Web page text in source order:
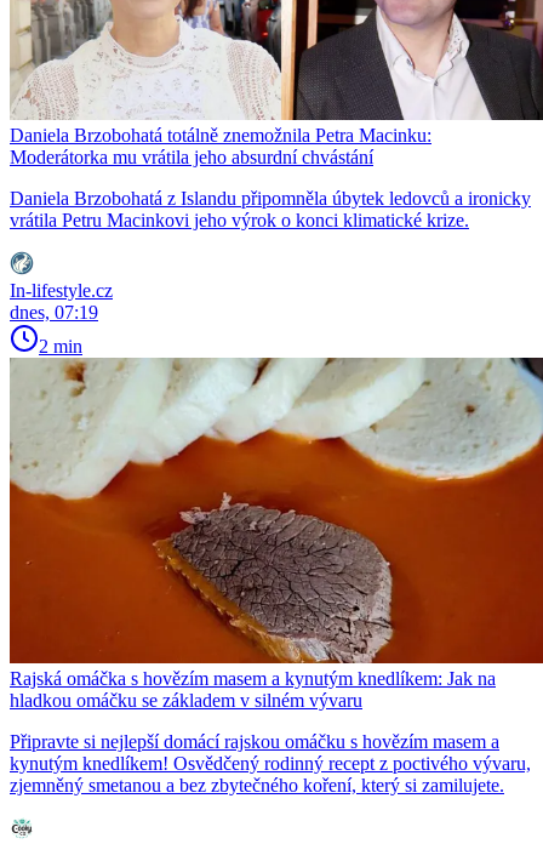
Daniela Brzobohatá totálně znemožnila Petra Macinku:
Moderátorka mu vrátila jeho absurdní chvástání
Daniela Brzobohatá z Islandu připomněla úbytek ledovců a ironicky
vrátila Petru Macinkovi jeho výrok o konci klimatické krize.
In-lifestyle.cz
dnes, 07:19
2 min
Rajská omáčka s hovězím masem a kynutým knedlíkem: Jak na
hladkou omáčku se základem v silném vývaru
Připravte si nejlepší domácí rajskou omáčku s hovězím masem a
kynutým knedlíkem! Osvědčený rodinný recept z poctivého vývaru,
zjemněný smetanou a bez zbytečného koření, který si zamilujete.